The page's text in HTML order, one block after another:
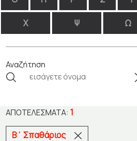
Χ Ψ Ω
Αναζήτηση
ΑΠΟΤΕΛΈΣΜΑΤΑ: 1
Β΄ Σπαθάριος